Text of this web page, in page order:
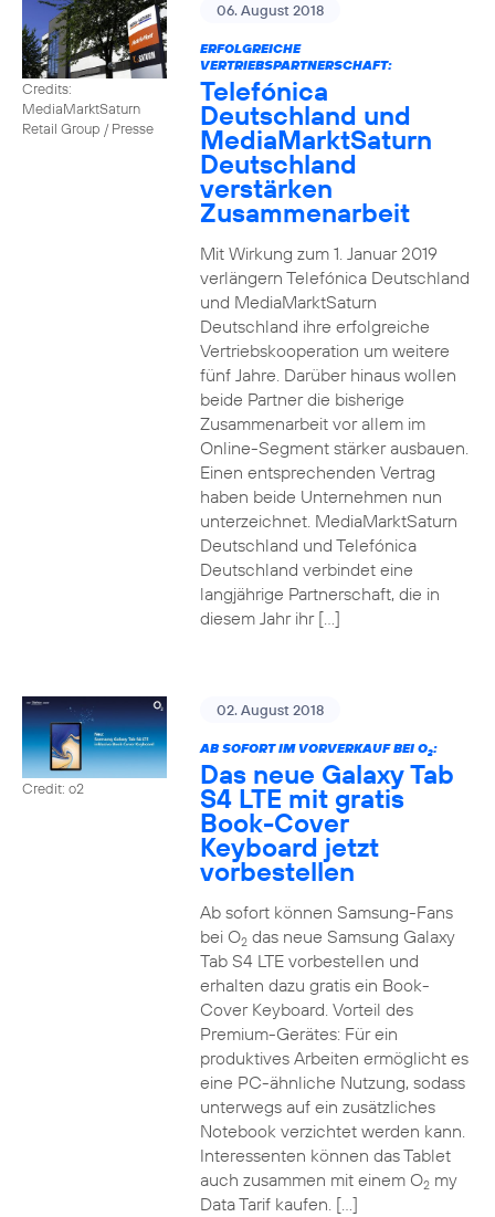
Credits:
MediaMarktSaturn
Retail Group / Presse
06. August 2018
ERFOLGREICHE
VERTRIEBSPARTNERSCHAFT:
Telefónica
Deutschland und
MediaMarktSaturn
Deutschland
verstärken
Zusammenarbeit
Mit Wirkung zum 1. Januar 2019
verlängern Telefónica Deutschland
und MediaMarktSaturn
Deutschland ihre erfolgreiche
Vertriebskooperation um weitere
fünf Jahre. Darüber hinaus wollen
beide Partner die bisherige
Zusammenarbeit vor allem im
Online-Segment stärker ausbauen.
Einen entsprechenden Vertrag
haben beide Unternehmen nun
unterzeichnet. MediaMarktSaturn
Deutschland und Telefónica
Deutschland verbindet eine
langjährige Partnerschaft, die in
diesem Jahr ihr […]
Credit: o2
02. August 2018
AB SOFORT IM VORVERKAUF BEI O2:
Das neue Galaxy Tab
S4 LTE mit gratis
Book-Cover
Keyboard jetzt
vorbestellen
Ab sofort können Samsung-Fans
bei O2das neue Samsung Galaxy
Tab S4 LTE vorbestellen und
erhalten dazu gratis ein Book-
Cover Keyboard. Vorteil des
Premium-Gerätes: Für ein
produktives Arbeiten ermöglicht es
eine PC-ähnliche Nutzung, sodass
unterwegs auf ein zusätzliches
Notebook verzichtet werden kann.
Interessenten können das Tablet
auch zusammen mit einem O2my
Data Tarif kaufen. […]